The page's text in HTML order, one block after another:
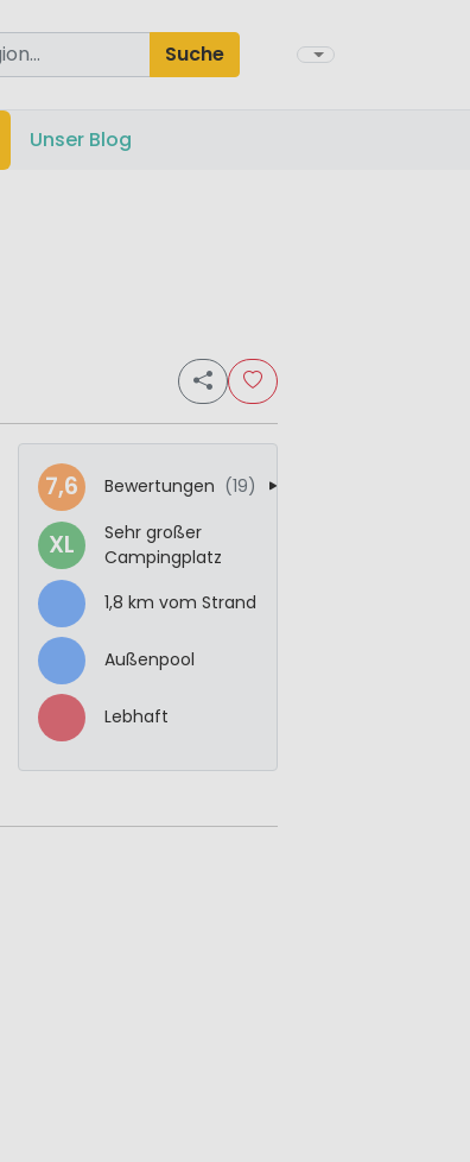
Suche
Unser Blog
7,6 Bewertungen (19)
XL
Sehr großer
Campingplatz
1,8 km vom Strand
Außenpool
Lebhaft